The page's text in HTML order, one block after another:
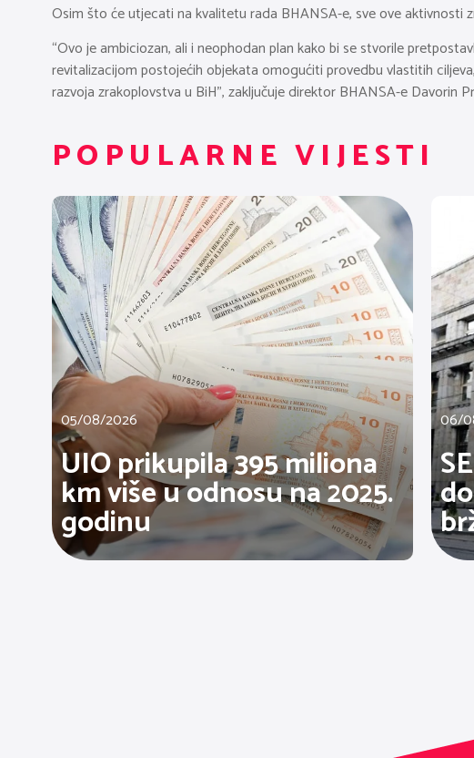
Osim što će utjecati na kvalitetu rada BHANSA-e, sve ove aktivnosti
“Ovo je ambiciozan, ali i neophodan plan kako bi se stvorile
revitalizacijom postojećih objekata omogućiti provedbu vlastitih
razvoja zrakoplovstva u BiH”, zaključuje direktor BHANSA-e Davorin
POPULARNE VIJESTI
05/08/2026
UIO prikupila 395 miliona
km više u odnosu na 2025.
godinu
06/